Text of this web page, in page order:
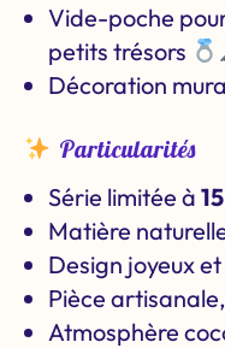
Vide-poche
petits trésors
Décoration
Particularités
Série limitée à
Matière
Design joyeux
Pièce artisanale,
Atmosphère